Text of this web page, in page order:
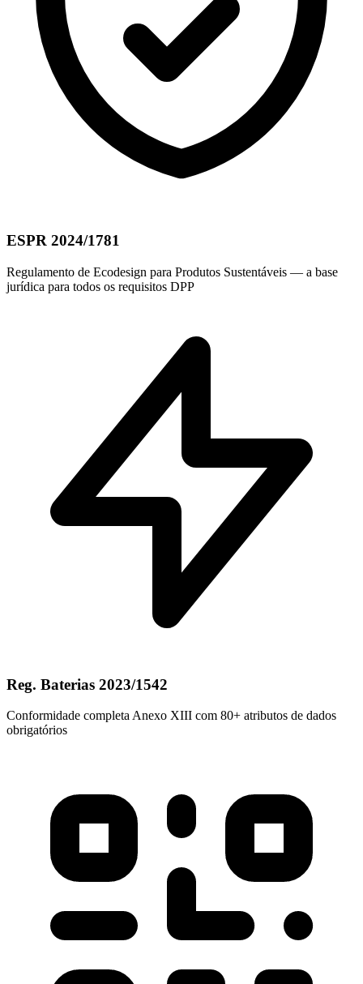
ESPR 2024/1781
Regulamento de Ecodesign para Produtos Sustentáveis — a base
jurídica para todos os requisitos DPP
Reg. Baterias 2023/1542
Conformidade completa Anexo XIII com 80+ atributos de dados
obrigatórios